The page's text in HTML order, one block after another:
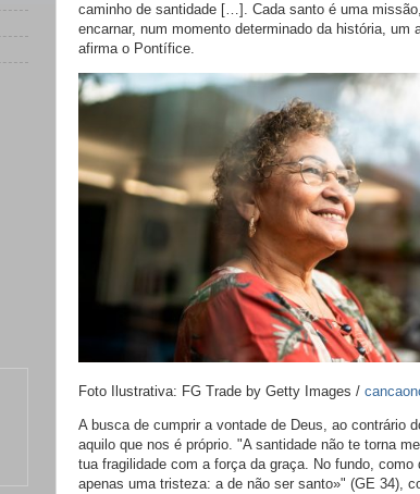
caminho de santidade […]. Cada santo é uma
encarnar, num momento determinado da história, um
afirma o Pontífice.
Foto Ilustrativa: FG Trade by Getty Images /
A busca de cumprir a vontade de Deus, ao contrário
aquilo que nos é próprio. "A santidade não te torna
tua fragilidade com a força da graça. No fundo,
apenas uma tristeza: a de não ser santo»" (GE 34),